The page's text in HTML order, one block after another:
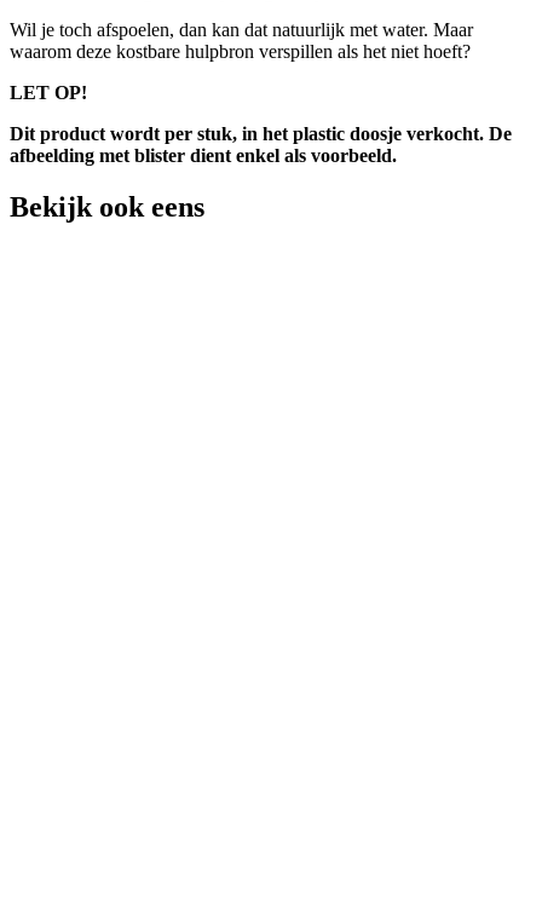
Wil je toch afspoelen, dan kan dat natuurlijk met water. Maar
waarom deze kostbare hulpbron verspillen als het niet hoeft?
LET OP!
Dit product wordt per stuk, in het plastic doosje verkocht. De
afbeelding met blister dient enkel als voorbeeld.
Bekijk ook eens